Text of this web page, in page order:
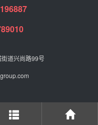
道兴尚路99号